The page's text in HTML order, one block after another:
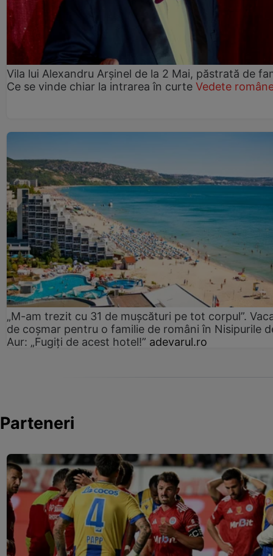
Vila lui Alexandru Arșinel de la 2 Mai, păstrată de
Ce se vinde chiar la intrarea în curte Vedete
„M-am trezit cu 31 de mușcături pe tot corpul”.
de coșmar pentru o familie de români în Nisipurile
Aur: „Fugiți de acest hotel!” adevarul.ro
Parteneri